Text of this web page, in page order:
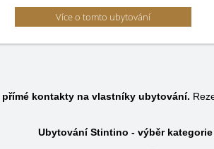
Více o tomto ubytování
přímé kontakty na vlastníky ubytování.
Ubytování Stintino - výběr